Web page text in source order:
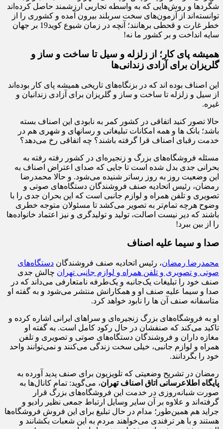
شگردها و روش‌هایی که به واسطه تجاربی ارزشمند حاصل کرده‌اند
توانسته‌اند از آزمون‌های سخت سربلند بیرون آمده و کشوری را از
خطر غارت و قحطی برهانند؛ آنچه در زمان شیوع کوید19 بر جهان
سایه انداخت و بر کشور ما نه!
همیشه پای کار؛ از زلزله و سیل تا ساخت و ساز و
گلریزان برای آزادی زندانی‌ها
این اصناف بوده اند که در بزنگاه‌های تاریخی همیشه پای کار بوده‌اند
از سیل و زلزله تا ساخت و ساز و گلریزان برای آزادی زندانیان و
غیره.
حالا تصور کنید اتفاقی در کشور کمر به نابودی این اصناف بسته
باشد؛ بانک ها و همه امکانات تبلیغاتی و رسانه‎ای و شهری هم در
خدمت رقبای اصناف قرا گرفته باشند؟ چه اتفاقی رخ می‌دهد؟
مسئله فروشگاه‌های بزرگ و زنجیره‌ای در کشور رفته رفته به
بحرانی جدی بدل شده است تا جایی که صدای اعتراض اصناف به
این وضعیت روز به روز رساتر شنیده می‌شود. و حالا محمدرضا
رمضان، رئیس اتحادیه صنف فروشندگان دستگاه‌های صوتی و
تصویری و تلفن همراه و لوازم جانبی است که این بحران جدی را با
وضوح هرچه تمام‌تر به تصویر می‌کشد تا مسئولان متوجه خطری
باشند که دیر نیست اصالت، تولید و تولیدگری و نیز اعتماد خانواده‌ها
را از بین ببرد!
صدا و سیما علیه اصناف
محمدرضا رمضان، رئیس اتحادیه صنف فروشندگان دستگاه‌های
صوتی و تصویری و تلفن همراه و لوازم جانبی تهران چالش جدی
صنف خود را تبلیغات یک‌جانبه و یک‌طرفه‌ نامتعارفی می‌داند که در
صدا و سیما علیه صنف او و همکارانش منتشر می‌شود و به گفته او
متاسفانه صنف آن ها را نابود خواهد کرد.
او به فروشگاه‌های بزرگ زنجیره‌ای و سراهای ایرانی اشاره کرده و
تاکید می‌کند که صنف‎شان در حال رکود کامل است. به گفته او
مغازه داران و فروشندگان دستگاه‌های صوتی و تصویری و تلفن
همراه و لوازم جانبی، خیلی سخت زندگی می‌کنند و نمی‌توانند واحد
خود را بگردانند.
رمضان در تشریح وضعیتی که تلویزیون برای صنف پدید آورده به
پایگاه اطلاع‎رسانی اتاق اصناف تهران
، می‌گوید: تمام کانال‌ها به
صورت شبانه‌روزی در خدمت این فروشگاه‌های بزرگ قرار
گرفته‌اند و علاوه بر آن سایر وسایل ارتباط‌ جمعی نظیر رادیو و
جراید هم همین‌طور؛ مدام در حال تبلیغ برای این فروش فروشگاه‌ها
هستند و با هر ترفندی می‌خواهند مردم به این شعبات بکشانند و